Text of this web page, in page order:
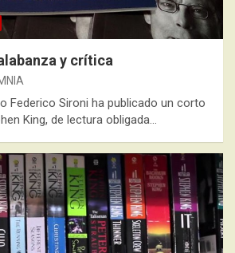
y crítica
Federico Sironi ha publicado un corto
King, de lectura obligada…